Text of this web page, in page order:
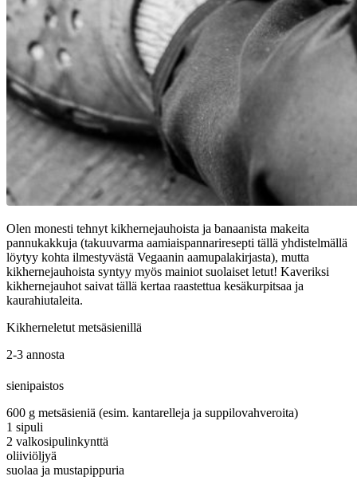
Olen monesti tehnyt kikhernejauhoista ja banaanista makeita
pannukakkuja (takuuvarma aamiaispannariresepti tällä yhdistelmällä
löytyy kohta ilmestyvästä Vegaanin aamupalakirjasta), mutta
kikhernejauhoista syntyy myös mainiot suolaiset letut! Kaveriksi
kikhernejauhot saivat tällä kertaa raastettua kesäkurpitsaa ja
kaurahiutaleita.
Kikherneletut metsäsienillä
2-3 annosta
sienipaistos
600 g metsäsieniä (esim. kantarelleja ja suppilovahveroita)
1 sipuli
2 valkosipulinkynttä
oliiviöljyä
suolaa ja mustapippuria